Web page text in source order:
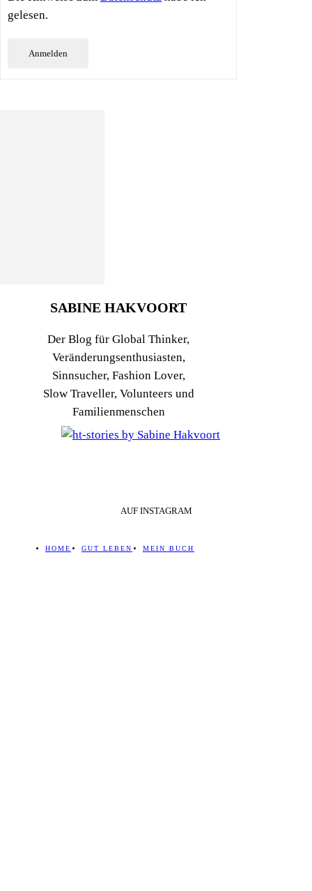
gelesen.
SABINE HAKVOORT
Der Blog für Global Thinker,
Veränderungsenthusiasten,
Sinnsucher, Fashion Lover,
Slow Traveller, Volunteers und
Familienmenschen
AUF INSTAGRAM
HOME GUT LEBEN MEIN BUCH